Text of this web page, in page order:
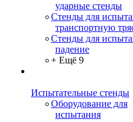
ударные стенды
Стенды для
транспортную
Стенды для
падение
+ Ещё 9
Испытательные стенды
Оборудование для
испытания